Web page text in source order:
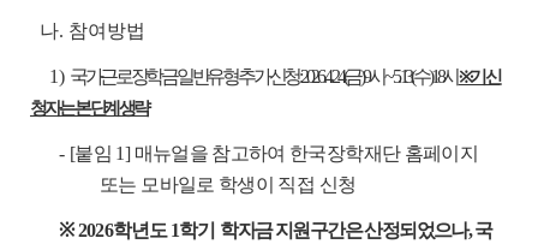
나. 참여방법
1) 국가근로장학금 일반유형 추가신청: 2026. 4. 24.(금) 9시 ~ 5. 13.(수) 18시 ※ 기 신
청자는 본 단계 생략
- [붙임 1] 매뉴얼을 참고하여 한국장학재단 홈페이지
또는 모바일로 학생이 직접 신청
※ 2026학년도 1학기 학자금 지원구간은 산정되었으나, 국